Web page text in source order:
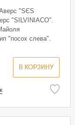
"SЄS
"SILVINIACO".
"посох слева".
В КОРЗИНУ